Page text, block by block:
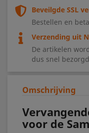
Beveilgde SSL
Bestellen en
Verzending uit
De artikelen
dus snel bezorgd
Omschrijving
voor de